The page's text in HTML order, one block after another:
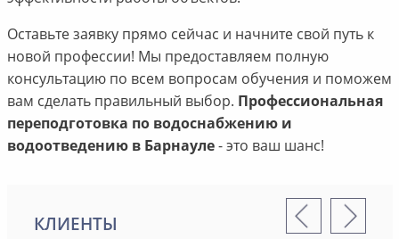
Оставьте заявку прямо сейчас и начните свой путь к
новой профессии! Мы предоставляем полную
консультацию по всем вопросам обучения и поможем
вам сделать правильный выбор. Профессиональная
переподготовка по водоснабжению и
водоотведению в Барнауле- это ваш шанс!
КЛИЕНТЫ